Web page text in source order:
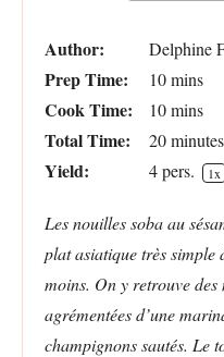
Author: Delphine
Prep Time: 10 mins
Cook Time: 10 mins
Total Time: 20 minutes
Yield: 4pers. 1x
Les nouilles soba au
plat asiatique très simple
moins. On y retrouve
agrémentées d’une
champignons sautés. Le